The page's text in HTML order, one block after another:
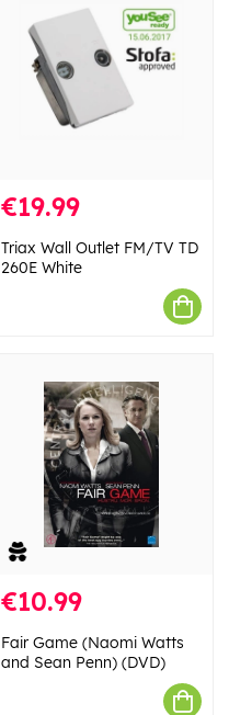
€19.99
Triax Wall Outlet FM/TV TD
260E White
€10.99
Fair Game (Naomi Watts
and Sean Penn) (DVD)